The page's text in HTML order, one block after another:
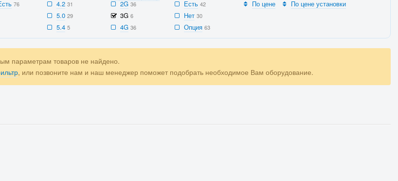
76
4.2 31
5.0 29
5.4 5
2G 36
3G 6
4G 36
Есть 42
Нет 30
Опция 63
По цене
По цене установки
параметрам товаров не найдено.
, или позвоните нам и наш менеджер поможет подобрать необходимое Вам оборудование.